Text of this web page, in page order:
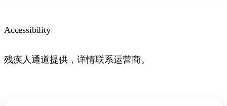
Accessibility
残疾人通道提供，详情联系运营商。